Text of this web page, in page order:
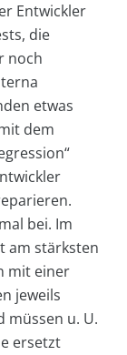
Entwickler
die
noch
etwas
dem
bei. Im
am stärksten
mit einer
jeweils
müssen u. U.
ersetzt